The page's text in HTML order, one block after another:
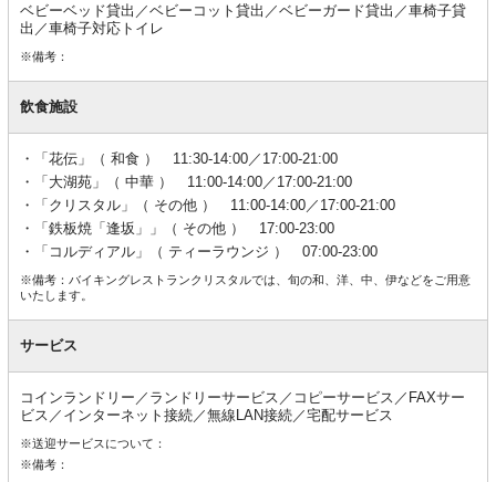
ベビーベッド貸出／ベビーコット貸出／ベビーガード貸出／車椅子貸
出／車椅子対応トイレ
※備考：
飲食施設
「花伝」（ 和食 ） 11:30-14:00／17:00-21:00
「大湖苑」（ 中華 ） 11:00-14:00／17:00-21:00
「クリスタル」（ その他 ） 11:00-14:00／17:00-21:00
「鉄板焼「逢坂」」（ その他 ） 17:00-23:00
「コルディアル」（ ティーラウンジ ） 07:00-23:00
※備考：バイキングレストランクリスタルでは、旬の和、洋、中、伊などをご用意
いたします。
サービス
コインランドリー／ランドリーサービス／コピーサービス／FAXサー
ビス／インターネット接続／無線LAN接続／宅配サービス
※送迎サービスについて：
※備考：